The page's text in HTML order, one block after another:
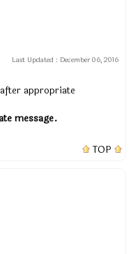
Last Updated : December 06, 2016
appropriate
message.
TOP